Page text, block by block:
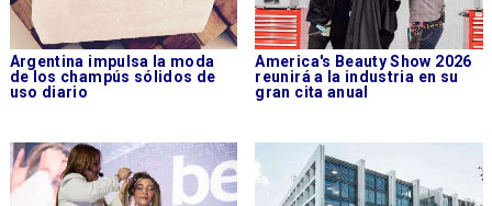
Argentina impulsa la moda
de los champús sólidos de
uso diario
America's Beauty Show 2026
reunirá a la industria en su
gran cita anual